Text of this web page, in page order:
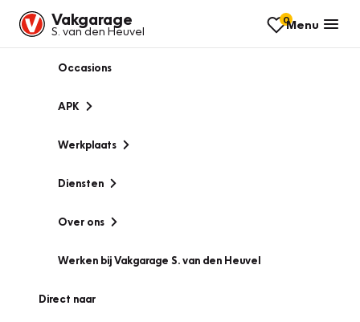
Vakgarage
S. van den Heuvel
0Menu
Occasions
APK
Werkplaats
Diensten
Over ons
Werken bij Vakgarage S. van den Heuvel
Direct naar